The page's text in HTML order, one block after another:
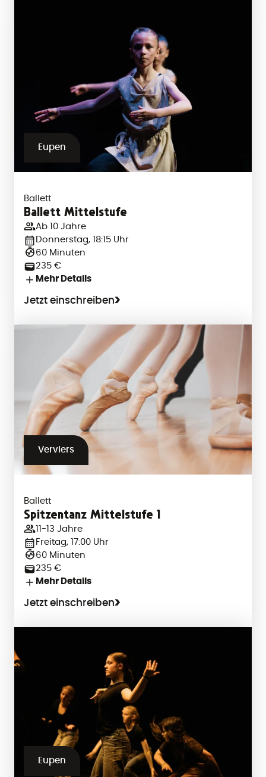
Eupen
Ballett
Ballett Mittelstufe
Ab 10 Jahre
Donnerstag, 18:15 Uhr
60 Minuten
235 €
Mehr Details
Jetzt einschreiben
Verviers
Ballett
Spitzentanz Mittelstufe 1
11-13 Jahre
Freitag, 17:00 Uhr
60 Minuten
235 €
Mehr Details
Jetzt einschreiben
Eupen